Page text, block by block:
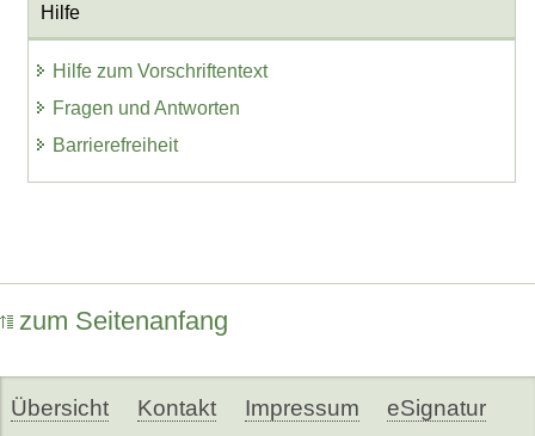
Hilfe
Hilfe zum Vorschriftentext
Fragen und Antworten
Barrierefreiheit
zum Seitenanfang
Übersicht Kontakt Impressum eSignatur